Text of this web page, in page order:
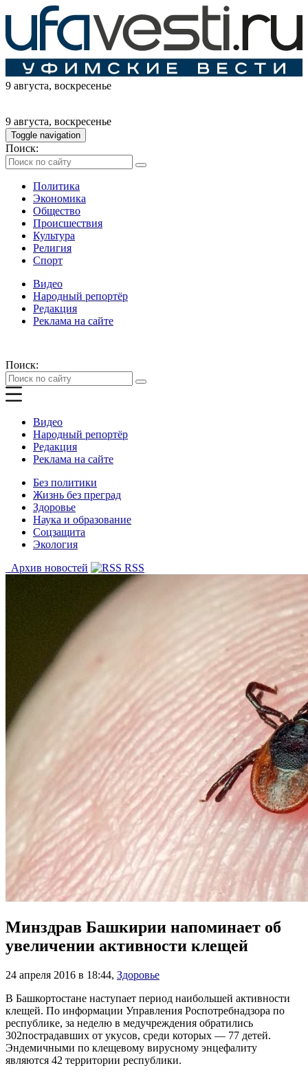
9 августа, воскресенье
9 августа, воскресенье
Toggle navigation
Поиск:
Политика
Экономика
Общество
Происшествия
Культура
Религия
Спорт
Видео
Народный репортёр
Редакция
Реклама на сайте
Поиск:
Видео
Народный репортёр
Редакция
Реклама на сайте
Без политики
Жизнь без преград
Здоровье
Наука и образование
Соцзащита
Экология
Архив новостей
RSS
Минздрав Башкирии напоминает об
увеличении активности клещей
24 апреля 2016 в 18:44, Здоровье
В Башкортостане наступает период наибольшей активности
клещей. По информации Управления Роспотребнадзора по
республике, за неделю в медучреждения обратились
302пострадавших от укусов, среди которых — 77 детей.
Эндемичными по клещевому вирусному энцефалиту
являются 42 территории республики.